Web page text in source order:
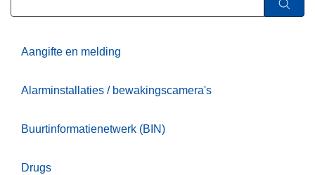
Aangifte en melding
Alarminstallaties / bewakingscamera's
Buurtinformatienetwerk (BIN)
Drugs